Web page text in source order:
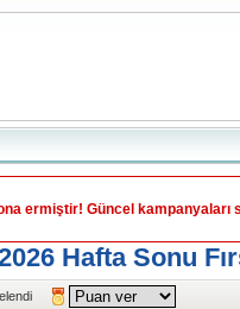
ermiştir! Güncel kampanyaları
Hafta Sonu